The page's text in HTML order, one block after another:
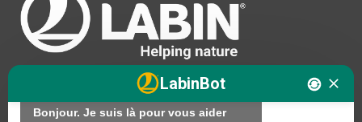
LabinBot
Bonjour. Je suis LABINbot, l'assistant
technique en nutrition végétale de
En quoi puis-je vous aider ?
Bonjour. Je suis là pour vous aider